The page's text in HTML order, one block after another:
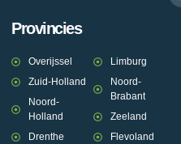
Provincies
Overijssel
Zuid-Holland
Noord-
Holland
Drenthe
Limburg
Noord-
Brabant
Zeeland
Flevoland